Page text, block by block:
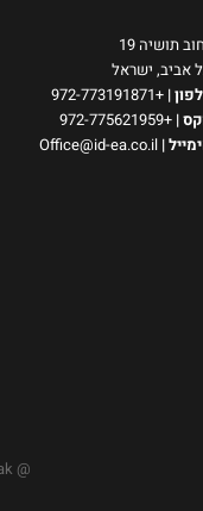
תושיה 19
אביב, ישראל
|
+972-773191871
|
+972-775621959
|
@ all right reserved to IDEA. Brandetising Solutions